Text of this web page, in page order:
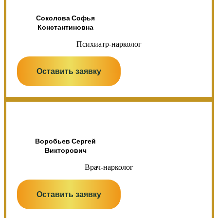
Соколова Софья
Константиновна
Психиатр-нарколог
Оставить заявку
Воробьев Сергей
Викторович
Врач-нарколог
Оставить заявку